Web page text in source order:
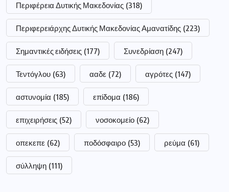
Περιφέρεια Δυτικής Μακεδονίας (318)
Περιφερειάρχης Δυτικής Μακεδονίας Αμανατίδης (223)
Σημαντικές ειδήσεις (177) Συνεδρίαση (247)
Τεντόγλου (63) ααδε (72) αγρότες (147)
αστυνομία (185) επίδομα (186)
επιχειρήσεις (52) νοσοκομείο (62)
οπεκεπε (62) ποδόσφαιρο (53) ρεύμα (61)
σύλληψη (111)